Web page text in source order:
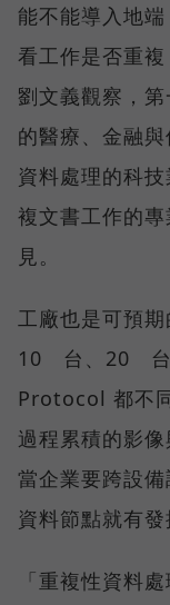
能不能導入地
看工作是否重複
劉文義觀察，
的醫療、金融
資料處理的科
複文書工作的
見。
工廠也是可預
10 台、20 台
Protocol 都不
過程累積的影
當企業要跨設
資料節點就有發
「重複性資料